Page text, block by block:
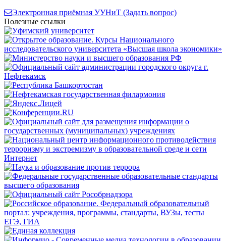
Электронная приёмная УУНиТ (Задать вопрос)
Полезные ссылки